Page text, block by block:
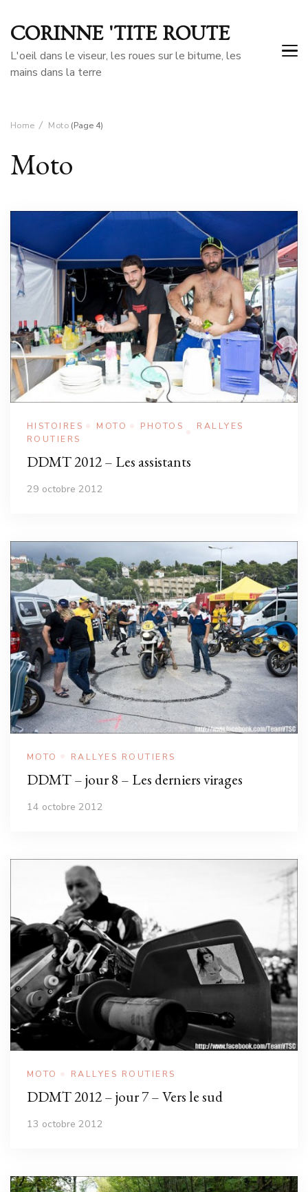
CORINNE 'TITE ROUTE
L'oeil dans le viseur, les roues sur le bitume, les
mains dans la terre
Home Moto(Page 4)
Moto
HISTOIRES MOTO PHOTOS
RALLYES
ROUTIERS
DDMT 2012 – Les assistants
29 octobre 2012
MOTO RALLYES ROUTIERS
DDMT – jour 8 – Les derniers virages
14 octobre 2012
MOTO RALLYES ROUTIERS
DDMT 2012 – jour 7 – Vers le sud
13 octobre 2012